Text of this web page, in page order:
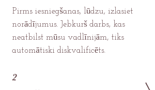
Pirms iesniegšanas, lūdzu, izlasiet
norādījumus. Jebkurš darbs, kas
neatbilst mūsu vadlīnijām, tiks
automātiski diskvalificēts.
2